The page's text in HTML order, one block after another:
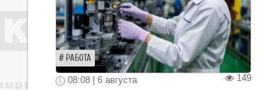
РАБОТА
149
08:08 | 6 августа